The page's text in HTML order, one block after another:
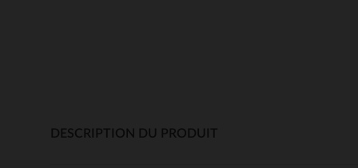
DESCRIPTION DU PRODUIT